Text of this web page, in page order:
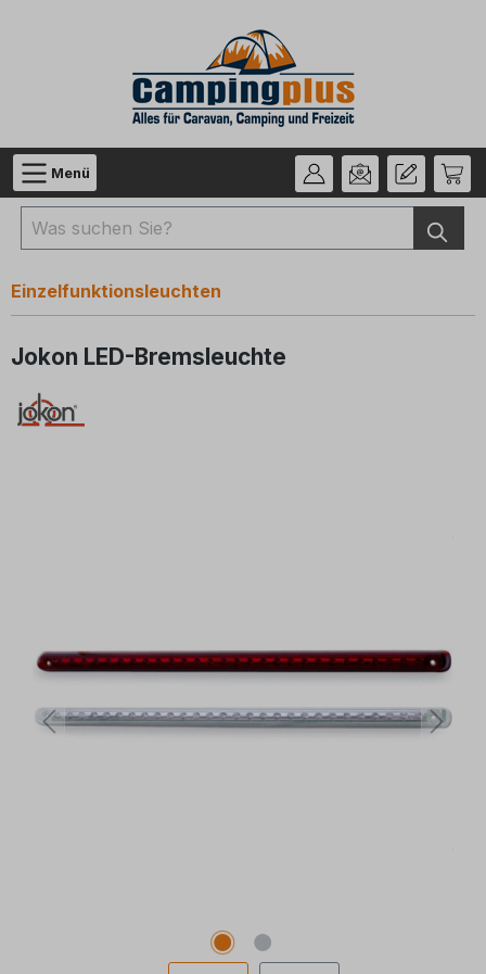
Zum Hauptinhalt springen
Menü
Einzelfunktionsleuchten
Jokon LED-Bremsleuchte